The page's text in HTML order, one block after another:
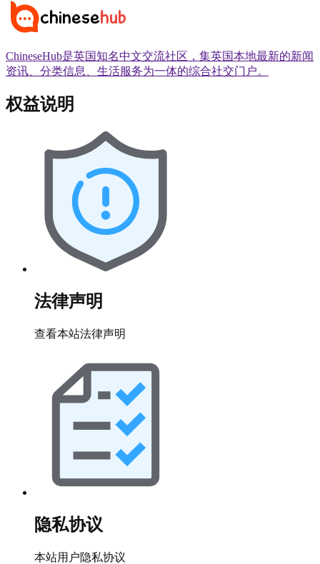
ChineseHub是英国知名中文交流社区，集英国本地最新的新闻
资讯、分类信息、生活服务为一体的综合社交门户。
权益说明
法律声明
查看本站法律声明
隐私协议
本站用户隐私协议